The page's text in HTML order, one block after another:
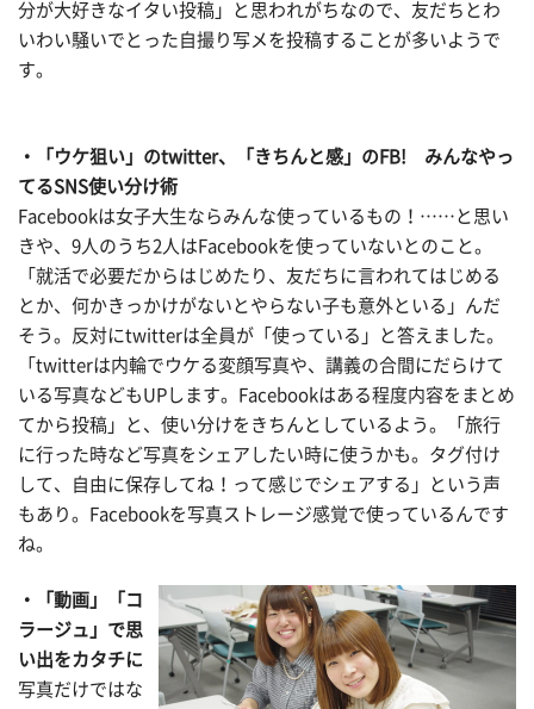
分が大好きなイタい投稿」と思われがちなので、友だちとわ
いわい騒いでとった自撮り写メを投稿することが多いようで
す。
・「ウケ狙い」のtwitter、「きちんと感」のFB! みんなやっ
てるSNS使い分け術
Facebookは女子大生ならみんな使っているもの！……と思い
きや、9人のうち2人はFacebookを使っていないとのこと。
「就活で必要だからはじめたり、友だちに言われてはじめる
とか、何かきっかけがないとやらない子も意外といる」んだ
そう。反対にtwitterは全員が「使っている」と答えました。
「twitterは内輪でウケる変顔写真や、講義の合間にだらけて
いる写真などもUPします。Facebookはある程度内容をまとめ
てから投稿」と、使い分けをきちんとしているよう。「旅行
に行った時など写真をシェアしたい時に使うかも。タグ付け
して、自由に保存してね！って感じでシェアする」という声
もあり。Facebookを写真ストレージ感覚で使っているんです
ね。
・「動画」「コ
ラージュ」で思
い出をカタチに
写真だけではな